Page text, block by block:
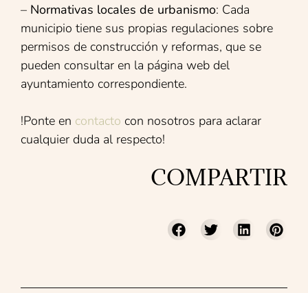
– Normativas locales de urbanismo: Cada
municipio tiene sus propias regulaciones sobre
permisos de construcción y reformas, que se
pueden consultar en la página web del
ayuntamiento correspondiente.
!Ponte en contacto con nosotros para aclarar
cualquier duda al respecto!
COMPARTIR